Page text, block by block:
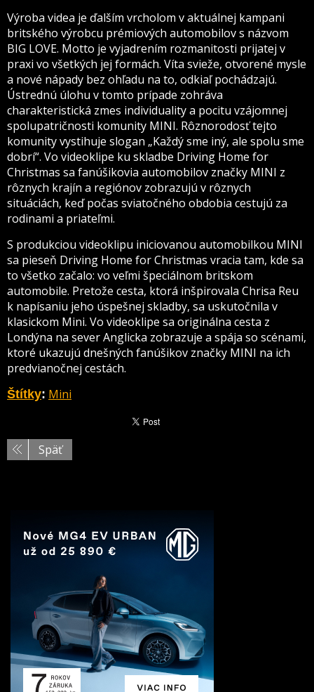
Výroba videa je ďalším vrcholom v aktuálnej kampani
britského výrobcu prémiových automobilov s názvom
BIG LOVE. Motto je vyjadrením rozmanitosti prijatej v
praxi vo všetkých jej formách. Víta svieže, otvorené mysle
a nové nápady bez ohľadu na to, odkiaľ pochádzajú.
Ústrednú úlohu v tomto prípade zohráva
charakteristická zmes individuality a pocitu vzájomnej
spolupatričnosti komunity MINI. Rôznorodosť tejto
komunity vystihuje slogan „Každý sme iný, ale spolu sme
dobrí“. Vo videoklipe ku skladbe Driving Home for
Christmas sa fanúšikovia automobilov značky MINI z
rôznych krajín a regiónov zobrazujú v rôznych
situáciách, keď počas sviatočného obdobia cestujú za
rodinami a priateľmi.
S produkciou videoklipu iniciovanou automobilkou MINI
sa pieseň Driving Home for Christmas vracia tam, kde sa
to všetko začalo: vo veľmi špeciálnom britskom
automobile. Pretože cesta, ktorá inšpirovala Chrisa Reu
k napísaniu jeho úspešnej skladby, sa uskutočnila v
klasickom Mini. Vo videoklipe sa originálna cesta z
Londýna na sever Anglicka zobrazuje a spája so scénami,
ktoré ukazujú dnešných fanúšikov značky MINI na ich
predvianočnej cestách.
Štítky: Mini
Späť